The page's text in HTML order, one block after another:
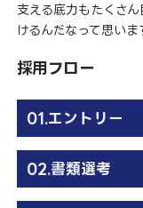
支える底力もたくさ
けるんだなって思いま
採用フロー
01.エントリー
02.書類選考